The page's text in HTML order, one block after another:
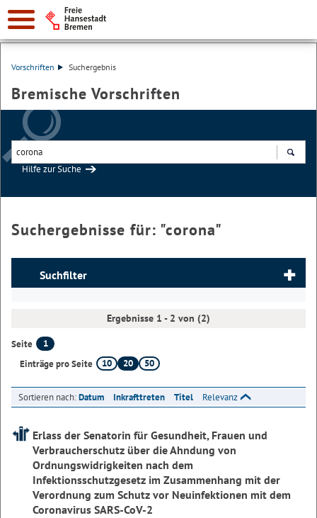
Vorschriften Suchergebnis
Bremische Vorschriften
Hilfe zur Suche
Suchergebnisse für: "corona"
Suchfilter
Ergebnisse 1 - 2 von (2)
Seite
1
Einträge pro Seite
10 20 50
Sortieren nach:Datum Inkrafttreten Titel Relevanz
Erlass der Senatorin für Gesundheit, Frauen und
Verbraucherschutz über die Ahndung von
Ordnungswidrigkeiten nach dem
Infektionsschutzgesetz im Zusammenhang mit der
Verordnung zum Schutz vor Neuinfektionen mit dem
Coronavirus SARS-CoV-2